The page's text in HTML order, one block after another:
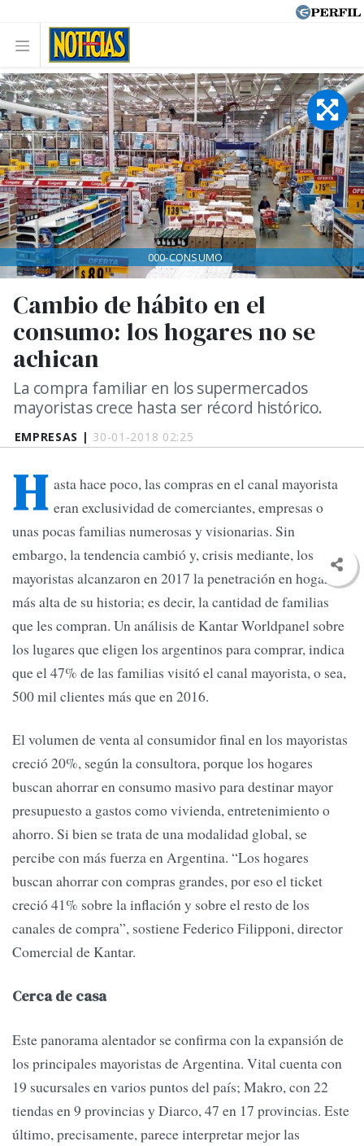
EMPRESAS | 30-01-2018 02:25
Cambio de hábito en el
consumo: los hogares no se
achican
La compra familiar en los supermercados
mayoristas crece hasta ser récord histórico.
000-CONSUMO
H asta hace poco, las compras en el canal mayorista
eran exclusividad de comerciantes, empresas o
unas pocas familias numerosas y visionarias. Sin
embargo, la tendencia cambió y, crisis mediante, los
mayoristas alcanzaron en 2017 la penetración en hogares
más alta de su historia; es decir, la cantidad de familias
que les compran. Un análisis de Kantar Worldpanel sobre
los lugares que eligen los argentinos para comprar, indica
que el 47% de las familias visitó el canal mayorista, o sea,
500 mil clientes más que en 2016.
El volumen de venta al consumidor final en los mayoristas
creció 20%, según la consultora, porque los hogares
buscan ahorrar en consumo masivo para destinar mayor
presupuesto a gastos como vivienda, entretenimiento o
ahorro. Si bien se trata de una modalidad global, se
percibe con más fuerza en Argentina. “Los hogares
buscan ahorrar con compras grandes, por eso el ticket
creció 41% sobre la inflación y sobre el resto de los
canales de compra”, sostiene Federico Filipponi, director
Comercial de Kantar.
Cerca de casa
Este panorama alentador se confirma con la expansión de
los principales mayoristas de Argentina. Vital cuenta con
19 sucursales en varios puntos del país; Makro, con 22
tiendas en 9 provincias y Diarco, 47 en 17 provincias. Este
último, precisamente, parece interpretar mejor las